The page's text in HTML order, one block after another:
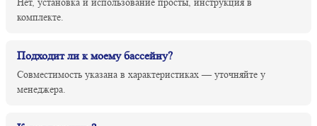
комплекте.
Подходит ли к моему бассейну?
Совместимость указана в характеристиках — уточняйте у
менеджера.